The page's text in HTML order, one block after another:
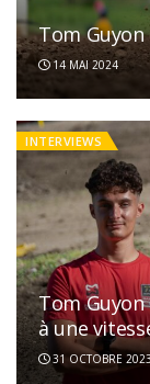
Tom
14 MAI 2024
INTERVIEWS
Tom
à une
31 OCTOBRE 2023